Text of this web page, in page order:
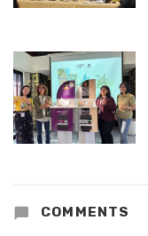
COMMENTS